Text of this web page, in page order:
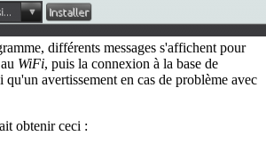
différents messages s'affichent pour
WiFi, puis la connexion à la base de
qu'un avertissement en cas de problème avec
obtenir ceci :